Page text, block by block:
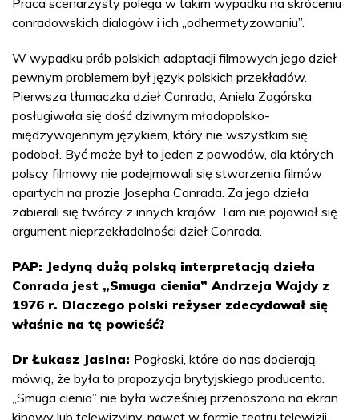
Praca scenarzysty polega w takim wypadku na skróceniu
conradowskich dialogów i ich „odhermetyzowaniu”.
W wypadku prób polskich adaptacji filmowych jego dzieł
pewnym problemem był język polskich przekładów.
Pierwsza tłumaczka dzieł Conrada, Aniela Zagórska
posługiwała się dość dziwnym młodopolsko-
międzywojennym językiem, który nie wszystkim się
podobał. Być może był to jeden z powodów, dla których
polscy filmowy nie podejmowali się stworzenia filmów
opartych na prozie Josepha Conrada. Za jego dzieła
zabierali się twórcy z innych krajów. Tam nie pojawiał się
argument nieprzekładalności dzieł Conrada.
PAP: Jedyną dużą polską interpretacją dzieła
Conrada jest „Smuga cienia” Andrzeja Wajdy z
1976 r. Dlaczego polski reżyser zdecydował się
właśnie na tę powieść?
Dr Łukasz Jasina: Pogłoski, które do nas docierają
mówią, że była to propozycja brytyjskiego producenta.
„Smuga cienia” nie była wcześniej przenoszona na ekran